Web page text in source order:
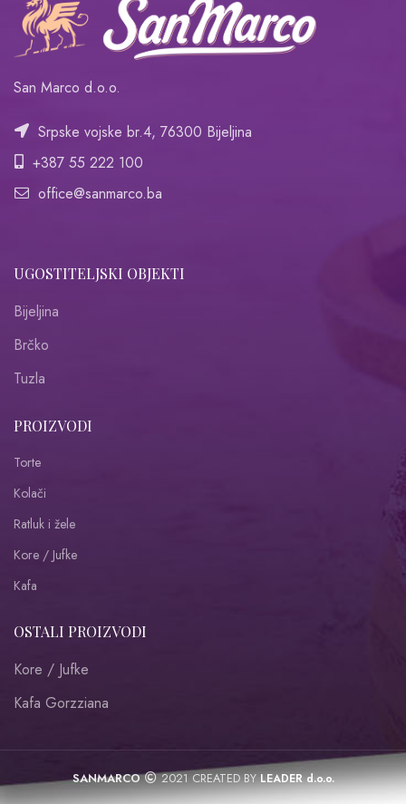
San Marco d.o.o.
Srpske vojske br.4, 76300 Bijeljina
+387 55 222 100
office@sanmarco.ba
UGOSTITELJSKI OBJEKTI
Bijeljina
Brčko
Tuzla
PROIZVODI
Torte
Kolači
Ratluk i žele
Kore / Jufke
Kafa
OSTALI PROIZVODI
Kore / Jufke
Kafa Gorzziana
SANMARCO 2021 CREATED BYLEADER d.o.o.